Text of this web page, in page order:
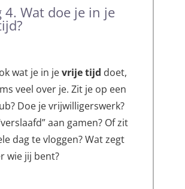
4. Wat doe je in je
wat je in jevrije tijd doet,
veel over je. Zit je op een
Doe je vrijwilligerswerk?
aan gamen? Of zit
dag te vloggen? Wat zegt
wie jij bent?